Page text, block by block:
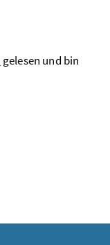
gelesen und bin